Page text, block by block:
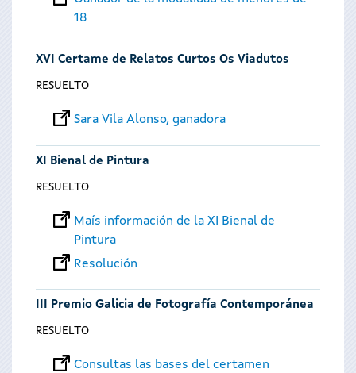
18
XVI Certame de Relatos Curtos Os Viadutos
RESUELTO
Sara Vila Alonso, ganadora
XI Bienal de Pintura
RESUELTO
Maís información de la XI Bienal de
Pintura
Resolución
III Premio Galicia de Fotografía Contemporánea
RESUELTO
Consultas las bases del certamen